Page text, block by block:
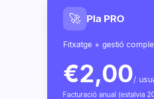
🚀 Pla PRO
Fitxatge + gestió
€2,00/
Facturació anual (estalvia